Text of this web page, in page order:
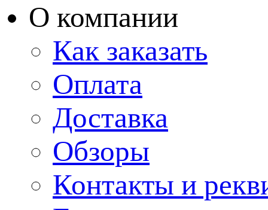
О компании
Как заказать
Оплата
Доставка
Обзоры
Контакты и